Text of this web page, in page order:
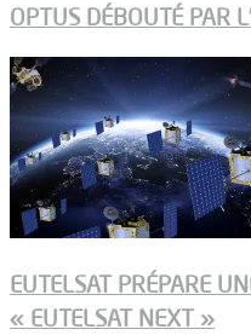
OPTUS DÉBOUTÉ PAR
EUTELSAT PRÉPARE
« EUTELSAT NEXT »